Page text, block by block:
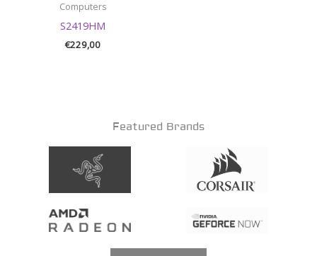
Computers
S2419HM
€229,00
Featured Brands